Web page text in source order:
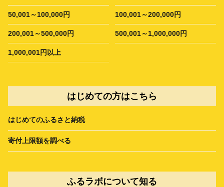
50,001～100,000円 100,001～200,000円
200,001～500,000円 500,001～1,000,000円
1,000,001円以上
はじめての方はこちら
はじめてのふるさと納税
寄付上限額を調べる
ふるラボについて知る